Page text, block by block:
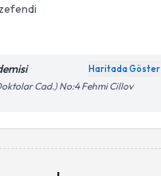
Haritada Göster
Cad.) No:4 Fehmi Cillov